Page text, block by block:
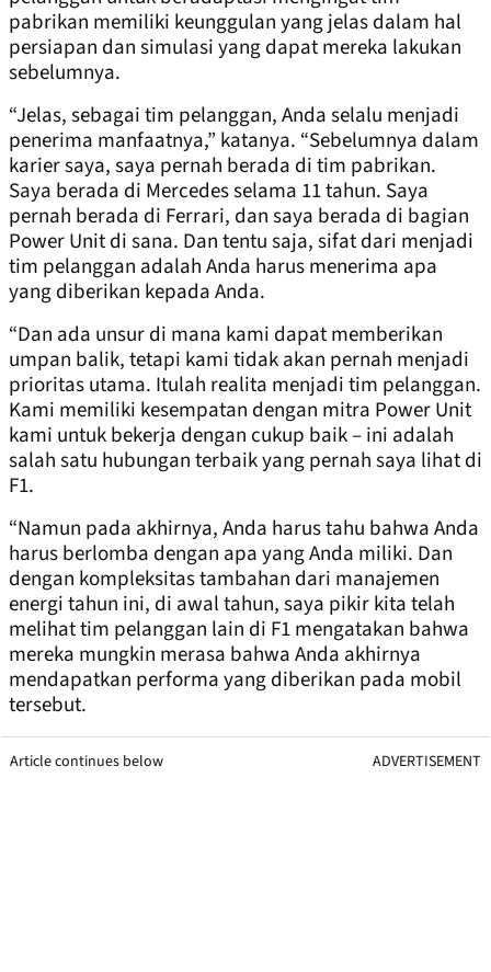
pabrikan memiliki keunggulan yang jelas dalam hal
persiapan dan simulasi yang dapat mereka lakukan
sebelumnya.
“Jelas, sebagai tim pelanggan, Anda selalu menjadi
penerima manfaatnya,” katanya. “Sebelumnya dalam
karier saya, saya pernah berada di tim pabrikan.
Saya berada di Mercedes selama 11 tahun. Saya
pernah berada di Ferrari, dan saya berada di bagian
Power Unit di sana. Dan tentu saja, sifat dari menjadi
tim pelanggan adalah Anda harus menerima apa
yang diberikan kepada Anda.
“Dan ada unsur di mana kami dapat memberikan
umpan balik, tetapi kami tidak akan pernah menjadi
prioritas utama. Itulah realita menjadi tim pelanggan.
Kami memiliki kesempatan dengan mitra Power Unit
kami untuk bekerja dengan cukup baik – ini adalah
salah satu hubungan terbaik yang pernah saya lihat di
F1.
“Namun pada akhirnya, Anda harus tahu bahwa Anda
harus berlomba dengan apa yang Anda miliki. Dan
dengan kompleksitas tambahan dari manajemen
energi tahun ini, di awal tahun, saya pikir kita telah
melihat tim pelanggan lain di F1 mengatakan bahwa
mereka mungkin merasa bahwa Anda akhirnya
mendapatkan performa yang diberikan pada mobil
tersebut.
Article continues below ADVERTISEMENT